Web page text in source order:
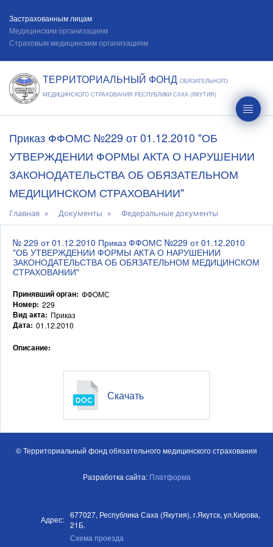
Застрахованным лицам
Медицинским организациям
Страховым медицинским организациям
ТЕРРИТОРИАЛЬНЫЙ ФОНД ОБЯЗАТЕЛЬНОГО
МЕДИЦИНСКОГО СТРАХОВАНИЯ РЕСПУБЛИКИ САХА (ЯКУТИЯ)
Приказ ФФОМС №229 от 01.12.2010 "ОБ
УТВЕРЖДЕНИИ ФОРМЫ АКТА О НАРУШЕНИИ
ЗАКОНОДАТЕЛЬСТВА ОБ ОБЯЗАТЕЛЬНОМ
МЕДИЦИНСКОМ СТРАХОВАНИИ"
Главная Документы Федеральные документы
№ 229 от 01.12.2010 Приказ ФФОМС №229 от 01.12.2010
"ОБ УТВЕРЖДЕНИИ ФОРМЫ АКТА О НАРУШЕНИИ
ЗАКОНОДАТЕЛЬСТВА ОБ ОБЯЗАТЕЛЬНОМ МЕДИЦИНСКОМ
СТРАХОВАНИИ"
Принявший орган: ФФОМС
Номер: 229
Вид акта: Приказ
Дата: 01.12.2010
Описание:
Скачать
© Территориальный фонд обязательного медицинского страхования
Разработка сайта: Платформа
Адрес: 677027, Республика Саха (Якутия), г.Якутск, ул.Кирова,
21Б.
Схема проезда